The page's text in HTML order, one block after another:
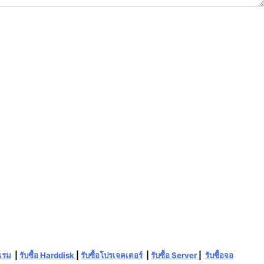
ม รับซื้อ Harddisk รับซื้อโปรเจคเตอร์| รับซื้อ Server
รับซื้อจอ